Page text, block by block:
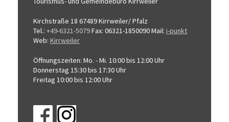
Kirchstraße 18 67489 Kirrweiler/ Pfalz
Tel.: +49-6321-5079Fax: 06321-1850090Mail: i-punkt
Web: Kirrweiler
Öffnungszeiten: Mo. - Mi. 10:00 bis 12:00 Uhr
Donnerstag 15:30 bis 17:30 Uhr
Freitag 10:00 bis 12:00 Uhr